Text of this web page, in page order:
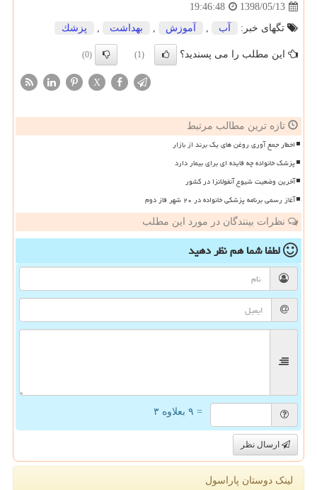
1398/05/13
19:46:48
تگهای خبر:
آب , آموزش , بهداشت , پزشك
این مطلب را می پسندید؟ (1)
(0)
X
تازه ترین مطالب مرتبط
اخطار جمع آوری روغن های یک برند از بازار
پزشک خانواده چه فایده ای برای بیمار دارد
آخرین وضعیت شیوع آنفولانزا در کشور
آغاز رسمی برنامه پزشکی خانواده در ۲۰ شهر فاز دوم
نظرات بینندگان در مورد این مطلب
لطفا شما همنظر دهید
= ۹ بعلاوه ۳
ارسال نظر
لینک دوستان پاراسول